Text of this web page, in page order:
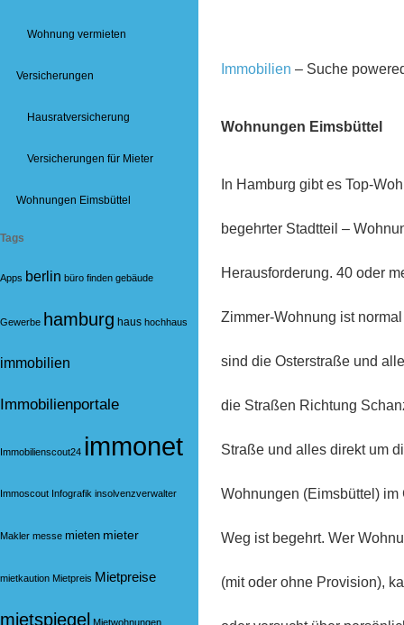
Wohnung vermieten
Versicherungen
Hausratversicherung
Versicherungen für Mieter
Wohnungen Eimsbüttel
Tags
Apps berlin büro finden gebäude
Gewerbe hamburg haus hochhaus
immobilien
Immobilienportale
Immobilienscout24 immonet
Immoscout Infografik insolvenzverwalter
Makler messe mieten mieter
mietkaution Mietpreis Mietpreise
mietspiegel Mietwohnungen
Immobilien – Suche
Wohnungen Eimsbüttel
In Hamburg gibt es Top-
begehrter Stadtteil –
Herausforderung. 40 oder
Zimmer-Wohnung ist
sind die Osterstraße und
die Straßen Richtung
Straße und alles direkt um
Wohnungen (Eimsbüttel)
Weg ist begehrt. Wer
(mit oder ohne Provision),